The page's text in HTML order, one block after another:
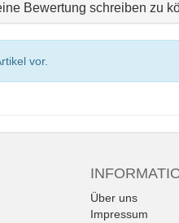
Bewertung schreiben zu
vor.
Über uns
Impressum